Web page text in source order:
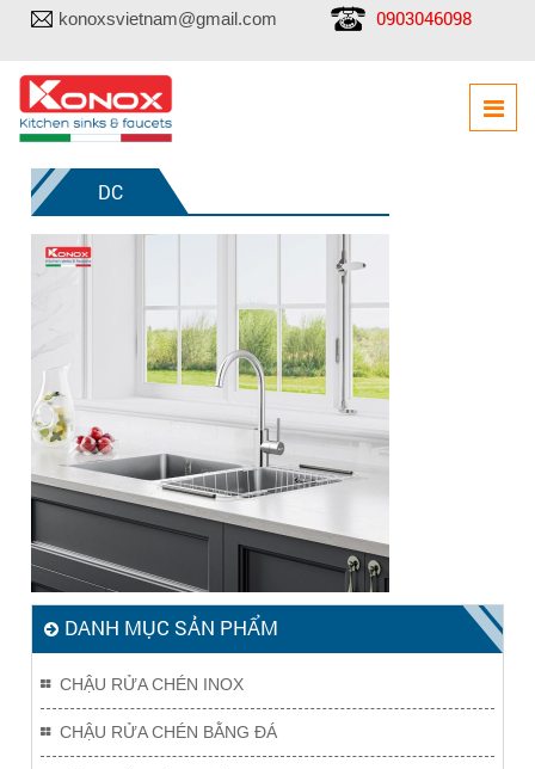
konoxsvietnam@gmail.com 0903046098
DC
DANH MỤC SẢN PHẨM
CHẬU RỬA CHÉN INOX
CHẬU RỬA CHÉN BẰNG ĐÁ